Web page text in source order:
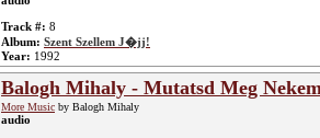
Track #: 8
Album: Szent Szellem J�jj!
Year: 1992
Balogh Mihaly - Mutatsd Meg
More Music by Balogh Mihaly
audio